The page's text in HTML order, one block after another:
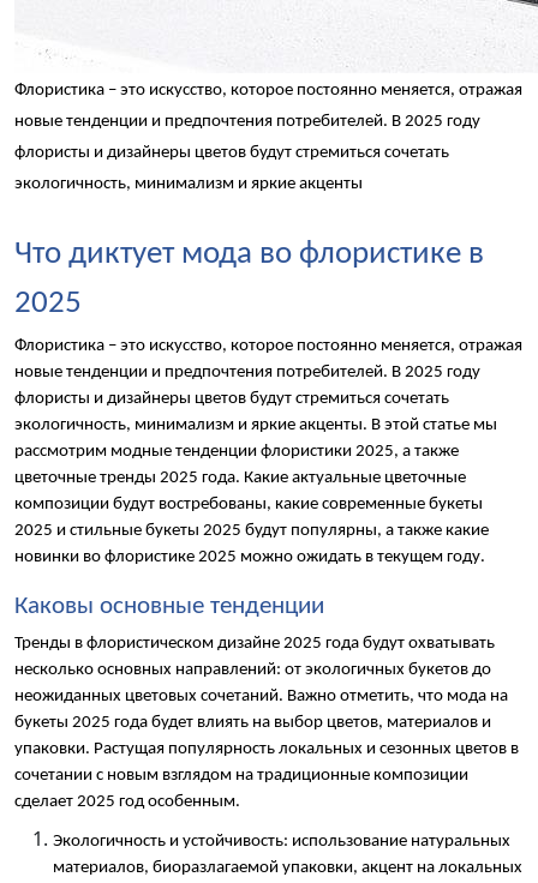
Флористика – это искусство, которое постоянно меняется, отражая
новые тенденции и предпочтения потребителей. В 2025 году
флористы и дизайнеры цветов будут стремиться сочетать
экологичность, минимализм и яркие акценты
Что диктует мода во флористике в
2025
Флористика – это искусство, которое постоянно меняется, отражая
новые тенденции и предпочтения потребителей. В 2025 году
флористы и дизайнеры цветов будут стремиться сочетать
экологичность, минимализм и яркие акценты. В этой статье мы
рассмотрим модные тенденции флористики 2025, а также
цветочные тренды 2025 года. Какие актуальные цветочные
композиции будут востребованы, какие современные букеты
2025 и стильные букеты 2025 будут популярны, а также какие
новинки во флористике 2025 можно ожидать в текущем году.
Каковы основные тенденции
Тренды в флористическом дизайне 2025 года будут охватывать
несколько основных направлений: от экологичных букетов до
неожиданных цветовых сочетаний. Важно отметить, что мода на
букеты 2025 года будет влиять на выбор цветов, материалов и
упаковки. Растущая популярность локальных и сезонных цветов в
сочетании с новым взглядом на традиционные композиции
сделает 2025 год особенным.
Экологичность и устойчивость: использование натуральных
материалов, биоразлагаемой упаковки, акцент на локальных